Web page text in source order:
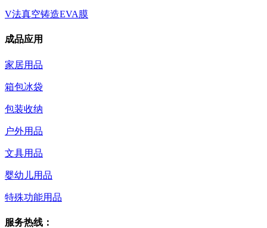
V法真空铸造EVA膜
成品应用
家居用品
箱包冰袋
包装收纳
户外用品
文具用品
婴幼儿用品
特殊功能用品
服务热线：